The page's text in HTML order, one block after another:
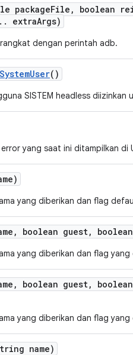
packageFile , boolean
. . extraArgs)
dengan perintah adb.
SystemUser()
SISTEM headless diizinkan
yang saat ini ditampilkan di
yang diberikan dan flag
, boolean guest,
yang diberikan dan flag yang
, boolean guest,
yang diberikan dan flag yang
name)